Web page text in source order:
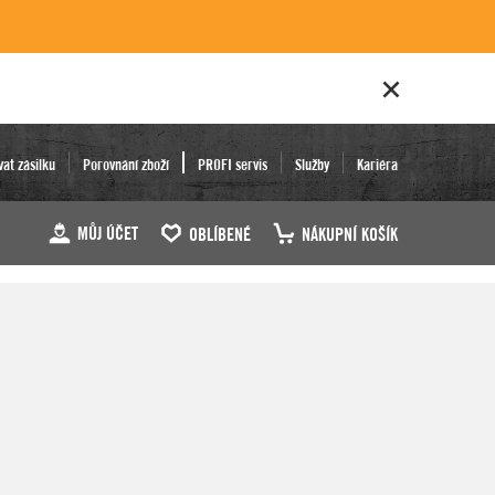
zásilku Porovnání zboží PROFI servis Služby Kariéra
MŮJ ÚČET OBLÍBENÉ NÁKUPNÍ KOŠÍK